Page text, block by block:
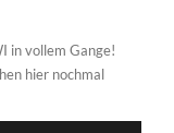
in vollem Gange!
hier nochmal